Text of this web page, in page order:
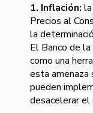
1. Inflación:
Precios al
la
El Banco de
como una
esta
pueden
desacelerar el